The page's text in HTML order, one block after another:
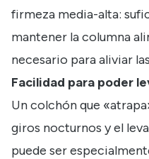
firmeza media-alta:
mantener la columna
necesario para aliviar
Facilidad para poder
Un colchón que
giros nocturnos y el
puede ser